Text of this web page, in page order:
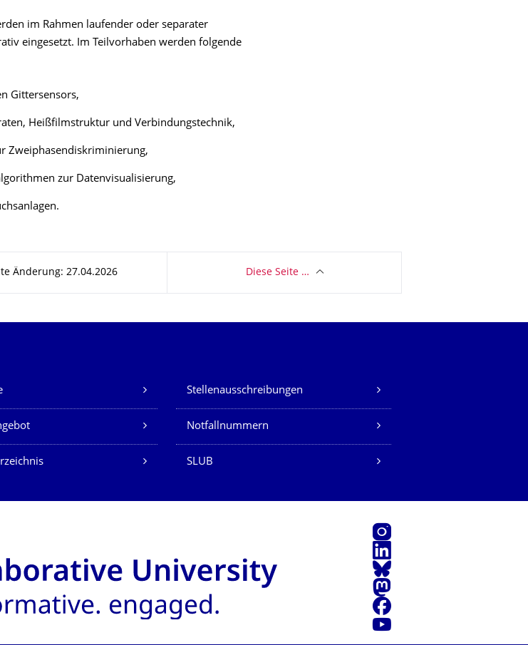
im Rahmen laufender oder separater
eingesetzt. Im Teilvorhaben werden folgende
Gittersensors,
Heißfilmstruktur und Verbindungstechnik,
Zweiphasendiskriminierung,
zur Datenvisualisierung,
Änderung: 27.04.2026 Diese Seite …
Stellenausschreibungen
Notfallnummern
SLUB
Instagram
LinkedIn
Bluesky
Mastodon
Facebook
Youtube